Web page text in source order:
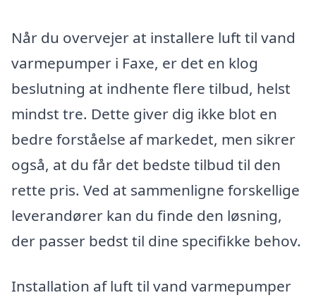
Når du overvejer at installere luft til vand
varmepumper i Faxe, er det en klog
beslutning at indhente flere tilbud, helst
mindst tre. Dette giver dig ikke blot en
bedre forståelse af markedet, men sikrer
også, at du får det bedste tilbud til den
rette pris. Ved at sammenligne forskellige
leverandører kan du finde den løsning,
der passer bedst til dine specifikke behov.
Installation af luft til vand varmepumper